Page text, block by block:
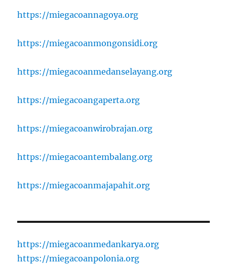
https://miegacoannagoya.org
https://miegacoanmongonsidi.org
https://miegacoanmedanselayang.org
https://miegacoangaperta.org
https://miegacoanwirobrajan.org
https://miegacoantembalang.org
https://miegacoanmajapahit.org
https://miegacoanmedankarya.org
https://miegacoanpolonia.org